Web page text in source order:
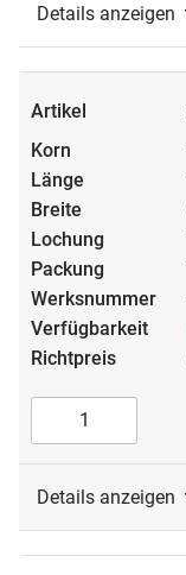
Details anzeigen
Details anzeigen